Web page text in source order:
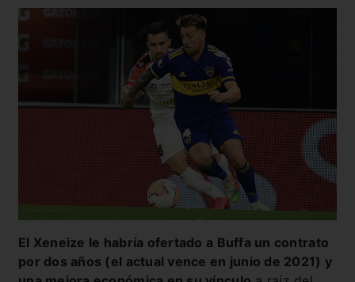
El Xeneize le habría ofertado a Buffa un contrato
por dos años (el actual vence en junio de 2021) y